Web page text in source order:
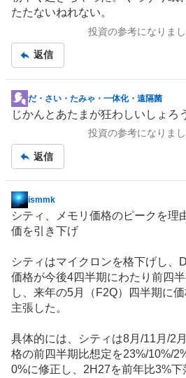
示
板
たたないねれない。
投資の参考になりま
返信
掲
示
事
だ・さい・たみゃ・一体化・遠隔菌
じかんとあたまが狂わしいしょろ
投資の参考になりま
返信
掲
示
板
事
ismmk
シティ、メモリ価格のピークを理
価を引き下げ
シティはマイクロンを格下げし、
価格が今後4四半期にわたり前四
し、来年の5月（F2Q）四半期に
主張した。
具体的には、シティは8月/11月/2
格の前四半期比想定を23%/10%/
0%に修正し、2H27を前年比3%